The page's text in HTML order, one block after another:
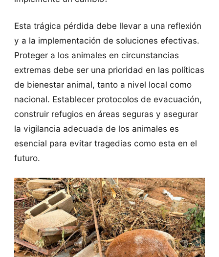
Esta trágica pérdida debe llevar a una reflexión
y a la implementación de soluciones efectivas.
Proteger a los animales en circunstancias
extremas debe ser una prioridad en las políticas
de bienestar animal, tanto a nivel local como
nacional. Establecer protocolos de evacuación,
construir refugios en áreas seguras y asegurar
la vigilancia adecuada de los animales es
esencial para evitar tragedias como esta en el
futuro.